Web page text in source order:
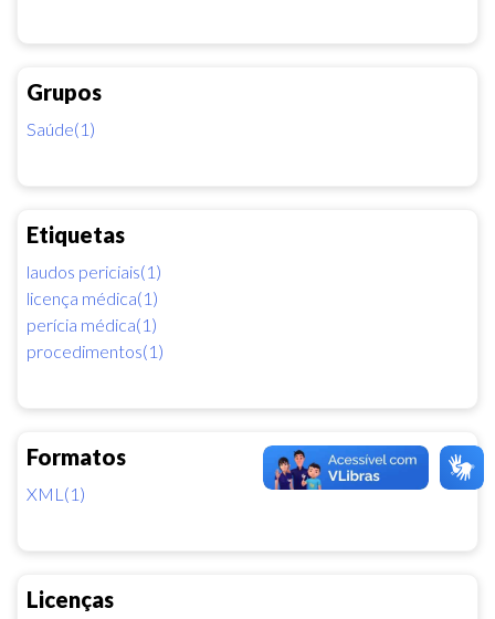
Grupos
Saúde(1)
Etiquetas
laudos periciais(1)
licença médica(1)
perícia médica(1)
procedimentos(1)
Formatos
XML(1)
Licenças